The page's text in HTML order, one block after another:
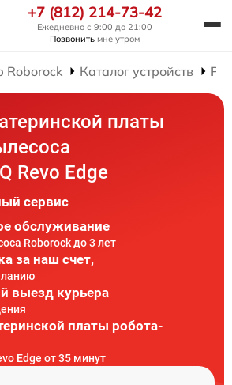
+7 (812) 214-73-42
Ежедневно с 9:00 до 21:00
Позвонить мне утром
Roborock Каталог устройств
платы
Revo Edge
сервис
обслуживание
Roborock до 3 лет
за наш счет,
выезд курьера
платы робота-
Edge от 35 минут